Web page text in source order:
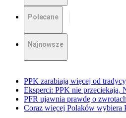
Polecane
Najnowsze
PPK zarabiają więcej od
Eksperci: PPK nie przeciekają.
PFR ujawnia prawdę o
Coraz więcej Polaków wybiera